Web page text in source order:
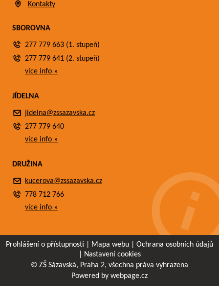
Kontakty
SBOROVNA
277 779 663 (1. stupeň)
277 779 641 (2. stupeň)
více info »
JÍDELNA
jidelna@zssazavska.cz
277 779 640
více info »
DRUŽINA
kucerova@zssazavska.cz
778 712 766
více info »
Prohlášení o přístupnosti Mapa webu
Ochrana osobních údajů
Nastavení cookies
© ZŠ Sázavská, Praha 2, všechna práva vyhrazena
Powered by webpage.cz